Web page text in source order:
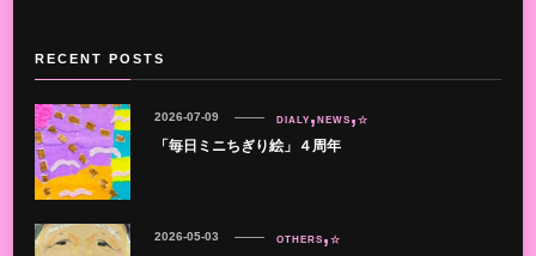
RECENT POSTS
DIALY NEWS ☆
「毎日ミニちぎり絵」４周年
2026-07-09
OTHERS ☆
2026-05-03